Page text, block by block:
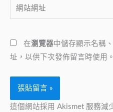
件
地
*
網
站
址
在瀏覽器中儲存顯示名稱
址，以供下次發佈留言時使用。
這個網站採用 Akismet 服務減